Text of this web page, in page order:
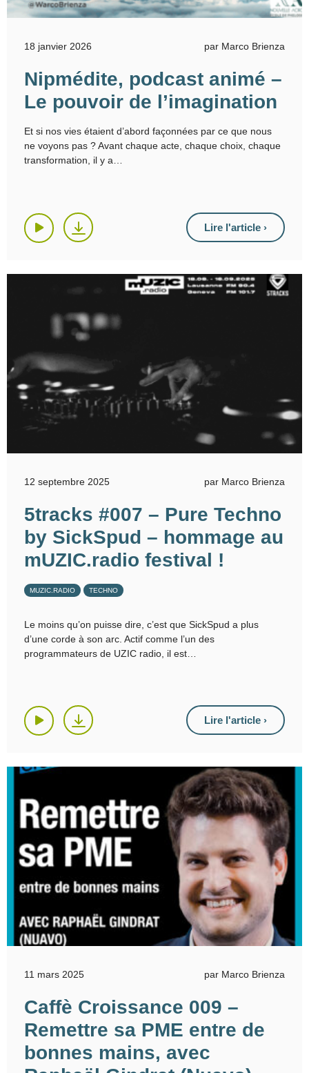
18 janvier 2026 par Marco Brienza
Nipmédite, podcast animé –
Le pouvoir de l’imagination
Et si nos vies étaient d’abord façonnées par ce que nous
ne voyons pas ? Avant chaque acte, chaque choix, chaque
transformation, il y a
Lire l'article ›
12 septembre 2025 par Marco Brienza
5tracks #007 – Pure Techno
by SickSpud – hommage au
mUZIC.radio festival !
MUZIC.RADIO TECHNO
Le moins qu’on puisse dire, c’est que SickSpud a plus
d’une corde à son arc. Actif comme l’un des
programmateurs de UZIC radio, il est
Lire l'article ›
11 mars 2025 par Marco Brienza
Caffè Croissance 009 –
Remettre sa PME entre de
bonnes mains, avec